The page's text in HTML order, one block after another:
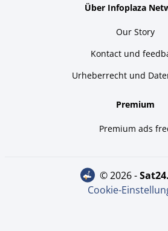
Über Infoplaza
Our Story
Kontact und
Urheberrecht und
Premium
Premium ads
© 2026 -
Cookie-